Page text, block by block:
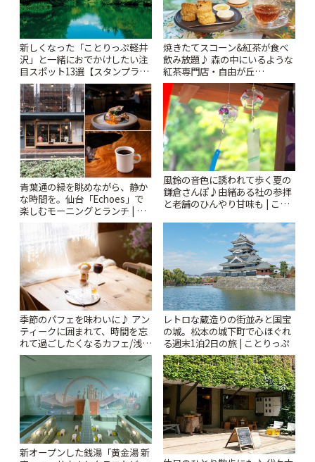
新しくなった「ことりっぷ軽井
沢」と一緒におでかけしたい注
目スポット13選【スタンプラリ
ー開催中】 | ことりっぷ
焼きたてスコーン&紅茶が食べ
飲み放題♪ 森の中にいるような
紅茶専門店・自由が丘
「YOTSUBA TEA」でのんびり
時間 | ことりっぷ
青葉通の緑を眺めながら、静か
な時間を。仙台「Echoes」で
楽しむモーニングとランチ | こ
とりっぷ
風鈴の音色に誘われて歩く夏の
鎌倉さんぽ♪由緒ある社の参拝
と老舗のひんやり甘味も | こと
季節のパフェを味わいに♪ アン
ティークに囲まれて、時間を忘
れて過ごしたくなるカフェ/浅草
「annorum cafe」 | ことりっぷ
レトロな蔵造りの街並みと国宝
の城。松本の城下町で心ほぐれ
る週末1泊2日の旅 | ことりっぷ
新オープンした銭湯「黄金湯 新